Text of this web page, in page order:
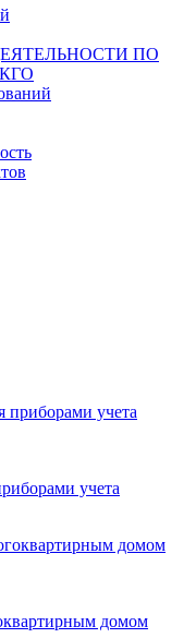
ПО
учета
домом